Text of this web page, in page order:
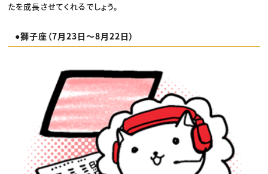
たを成長させてくれるでしょう。
●獅子座（7月23日〜8月22日）